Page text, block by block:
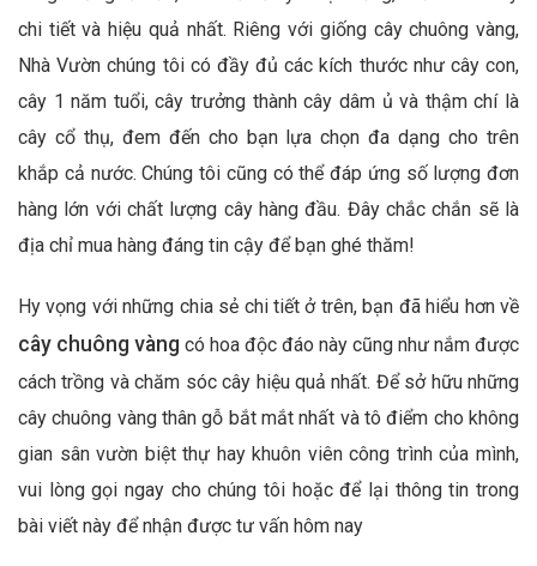
chi tiết và hiệu quả nhất. Riêng với giống cây chuông vàng,
Nhà Vườn chúng tôi có đầy đủ các kích thước như cây con,
cây 1 năm tuổi, cây trưởng thành cây dâm ủ và thậm chí là
cây cổ thụ, đem đến cho bạn lựa chọn đa dạng cho trên
khắp cả nước. Chúng tôi cũng có thể đáp ứng số lượng đơn
hàng lớn với chất lượng cây hàng đầu. Đây chắc chắn sẽ là
địa chỉ mua hàng đáng tin cậy để bạn ghé thăm!
Hy vọng với những chia sẻ chi tiết ở trên, bạn đã hiểu hơn về
cây chuông vàng có hoa độc đáo này cũng như nắm được
cách trồng và chăm sóc cây hiệu quả nhất. Để sở hữu những
cây chuông vàng thân gỗ bắt mắt nhất và tô điểm cho không
gian sân vườn biệt thự hay khuôn viên công trình của mình,
vui lòng gọi ngay cho chúng tôi hoặc để lại thông tin trong
bài viết này để nhận được tư vấn hôm nay